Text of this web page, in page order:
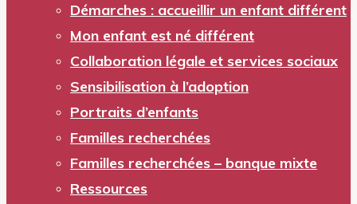
Démarches : accueillir un enfant différent
Mon enfant est né différent
Collaboration légale et services sociaux
Sensibilisation à l’adoption
Portraits d’enfants
Familles recherchées
Familles recherchées – banque mixte
Ressources